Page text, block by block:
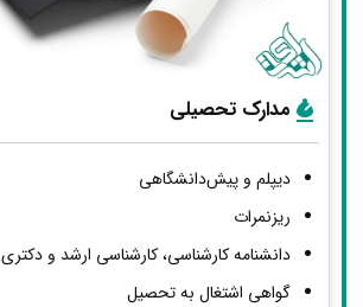
مدارک تحصیلی
دیپلم و پیش‌دانشگاهی
ریزنمرات
دانشنامه کارشناسی، کارشناسی ارشد و دکتری
گواهی اشتغال به تحصیل